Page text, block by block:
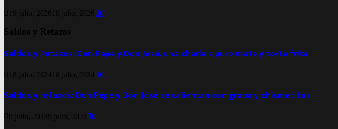
19 julio, 2026 18 julio, 2026 0
Saldos y Retazos
Saldos y Retazos: Don Pepe y Don José, una charla a puro mate y torta frita
18 julio, 2024 18 julio, 2024 0
Saldos y retazos: Don Pepe y Don José se calientan con grapa y chismecitos
9 julio, 20239 julio, 2023 0